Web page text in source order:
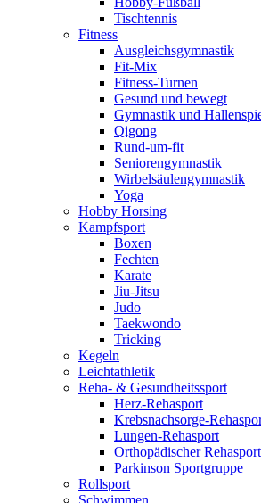
Tischtennis
Fitness
Ausgleichsgymnastik
Fit-Mix
Fitness-Turnen
Gesund und bewegt
Gymnastik und
Qigong
Rund-um-fit
Seniorengymnastik
Wirbelsäulengymnastik
Yoga
Hobby Horsing
Kampfsport
Boxen
Fechten
Karate
Jiu-Jitsu
Judo
Taekwondo
Tricking
Kegeln
Leichtathletik
Reha- & Gesundheitssport
Herz-Rehasport
Krebsnachsorge-
Lungen-Rehasport
Orthopädischer Rehasport
Parkinson Sportgruppe
Rollsport
Schwimmen